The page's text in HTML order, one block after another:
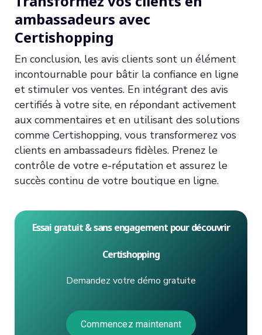
ambassadeurs avec
Certishopping
En conclusion, les avis clients sont un élément
incontournable pour bâtir la confiance en ligne
et stimuler vos ventes. En intégrant des avis
certifiés à votre site, en répondant activement
aux commentaires et en utilisant des solutions
comme Certishopping, vous transformerez vos
clients en ambassadeurs fidèles. Prenez le
contrôle de votre e-réputation et assurez le
succès continu de votre boutique en ligne.
Essai gratuit & sans engagement pour découvrir
Certishopping
Demandez votre démo gratuite
Commencez maintenant